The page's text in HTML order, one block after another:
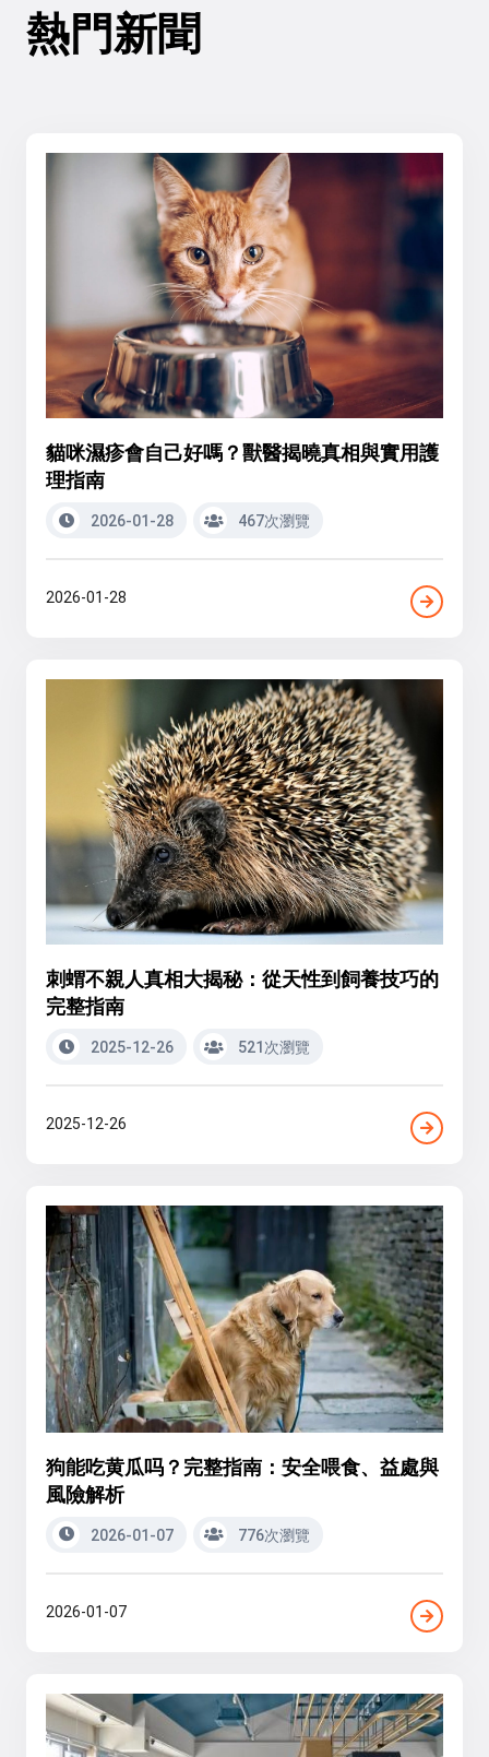
熱門新聞
貓咪濕疹會自己好嗎？獸醫揭曉真相與實用護
理指南
2026-01-28 467次瀏覽
2026-01-28
刺蝟不親人真相大揭秘：從天性到飼養技巧的
完整指南
2025-12-26 521次瀏覽
2025-12-26
狗能吃黄瓜吗？完整指南：安全喂食、益處與
風險解析
2026-01-07 776次瀏覽
2026-01-07